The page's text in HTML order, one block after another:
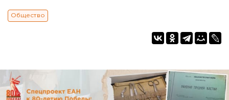
Общество